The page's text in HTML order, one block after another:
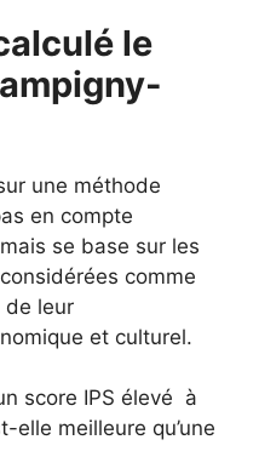
le
une méthode
en compte
se base sur les
comme
de leur
et culturel.
score IPS élevé à
elle meilleure qu’une